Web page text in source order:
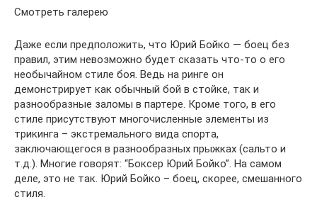
Смотреть галерею
Даже если предположить, что Юрий Бойко — боец без
правил, этим невозможно будет сказать что-то о его
необычайном стиле боя. Ведь на ринге он
демонстрирует как обычный бой в стойке, так и
разнообразные заломы в партере. Кроме того, в его
стиле присутствуют многочисленные элементы из
трикинга – экстремального вида спорта,
заключающегося в разнообразных прыжках (сальто и
т.д.). Многие говорят: “Боксер Юрий Бойко”. На самом
деле, это не так. Юрий Бойко – боец, скорее, смешанного
стиля.